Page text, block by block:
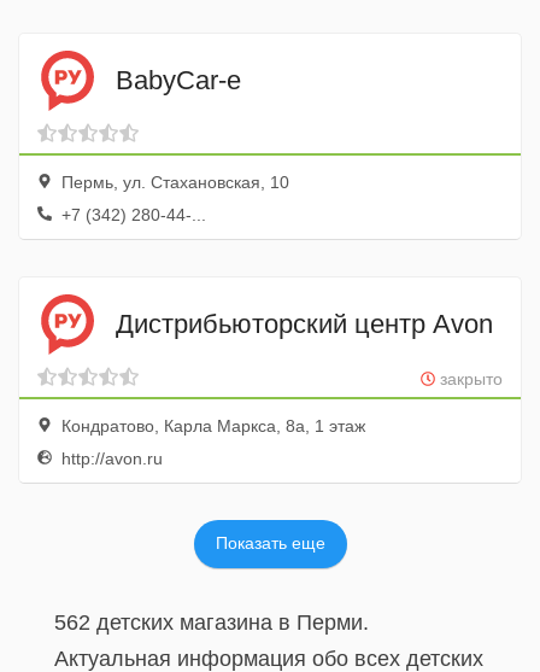
BabyCar-e
Пермь, ул. Стахановская, 10
+7 (342) 280-44-...
Дистрибьюторский центр Avon
закрыто
Кондратово, Карла Маркса, 8а, 1 этаж
http://avon.ru
Показать еще
562 детских магазина в Перми.
Актуальная информация обо всех детских